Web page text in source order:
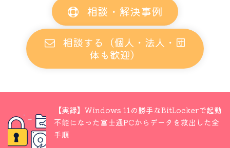
相談・解決事例
相談する（個人・法人・団
体も歓迎）
【実録】Windows 11の勝手なBitLockerで起動
不能になった富士通PCからデータを救出した全
手順